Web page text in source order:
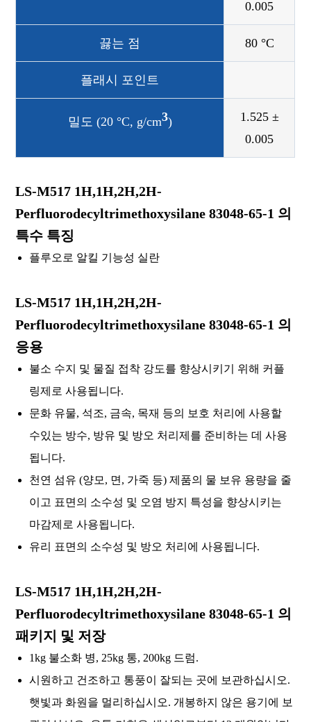
0.005
끓는 점 80 °C
플래시 포인트
밀도 (20 °C, g/cm3)
1.525 ±
0.005
LS-M517 1H,1H,2H,2H-
Perfluorodecyltrimethoxysilane 83048-65-1 의
특수 특징
플루오로 알킬 기능성 실란
LS-M517 1H,1H,2H,2H-
Perfluorodecyltrimethoxysilane 83048-65-1 의
응용
불소 수지 및 물질 접착 강도를 향상시키기 위해 커플
링제로 사용됩니다.
문화 유물, 석조, 금속, 목재 등의 보호 처리에 사용할
수있는 방수, 방유 및 방오 처리제를 준비하는 데 사용
됩니다.
천연 섬유 (양모, 면, 가죽 등) 제품의 물 보유 용량을 줄
이고 표면의 소수성 및 오염 방지 특성을 향상시키는
마감제로 사용됩니다.
유리 표면의 소수성 및 방오 처리에 사용됩니다.
LS-M517 1H,1H,2H,2H-
Perfluorodecyltrimethoxysilane 83048-65-1 의
패키지 및 저장
1kg 불소화 병, 25kg 통, 200kg 드럼.
시원하고 건조하고 통풍이 잘되는 곳에 보관하십시오.
햇빛과 화원을 멀리하십시오. 개봉하지 않은 용기에 보